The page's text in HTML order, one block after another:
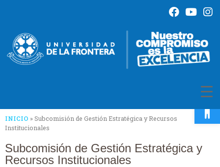
INICIO »Subcomisión de Gestión Estratégica y Recursos
Institucionales
Subcomisión de Gestión Estratégica y
Recursos Institucionales